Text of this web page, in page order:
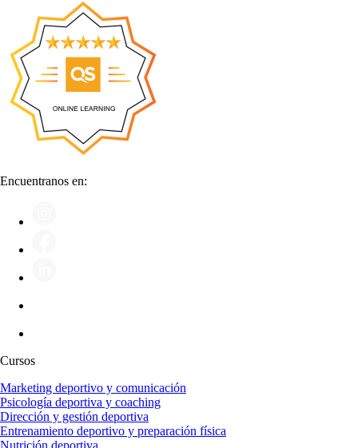
Encuentranos en:
Cursos
Marketing deportivo y comunicación
Psicología deportiva y coaching
Dirección y gestión deportiva
Entrenamiento deportivo y preparación física
Nutrición deportiva